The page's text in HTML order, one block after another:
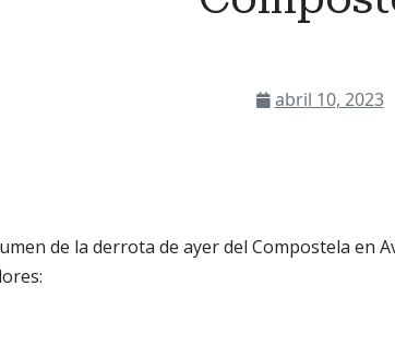
abril 10, 2023
de la derrota de ayer del Compostela en